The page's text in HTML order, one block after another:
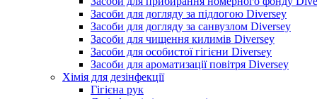
Засоби для догляду за підлогою Diversey
Засоби для догляду за санвузлом Diversey
Засоби для чищення килимів Diversey
Засоби для особистої гігієни Diversey
Засоби для ароматизації повітря Diversey
Хімія для дезінфекції
Гігієна рук